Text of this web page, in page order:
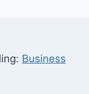
Business